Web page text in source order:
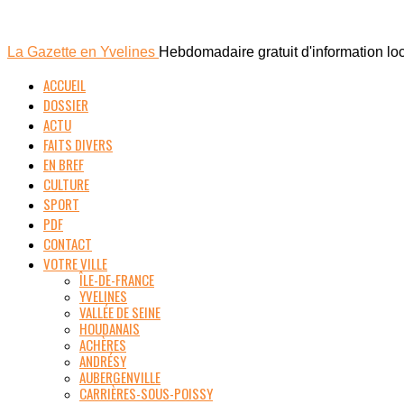
La Gazette en Yvelines Hebdomadaire gratuit d'information
ACCUEIL
DOSSIER
ACTU
FAITS DIVERS
EN BREF
CULTURE
SPORT
PDF
CONTACT
VOTRE VILLE
ÎLE-DE-FRANCE
YVELINES
VALLÉE DE SEINE
HOUDANAIS
ACHÈRES
ANDRÉSY
AUBERGENVILLE
CARRIÈRES-SOUS-POISSY